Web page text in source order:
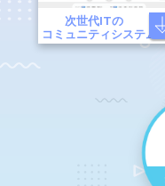
次世代ITの
コミュニティシステム